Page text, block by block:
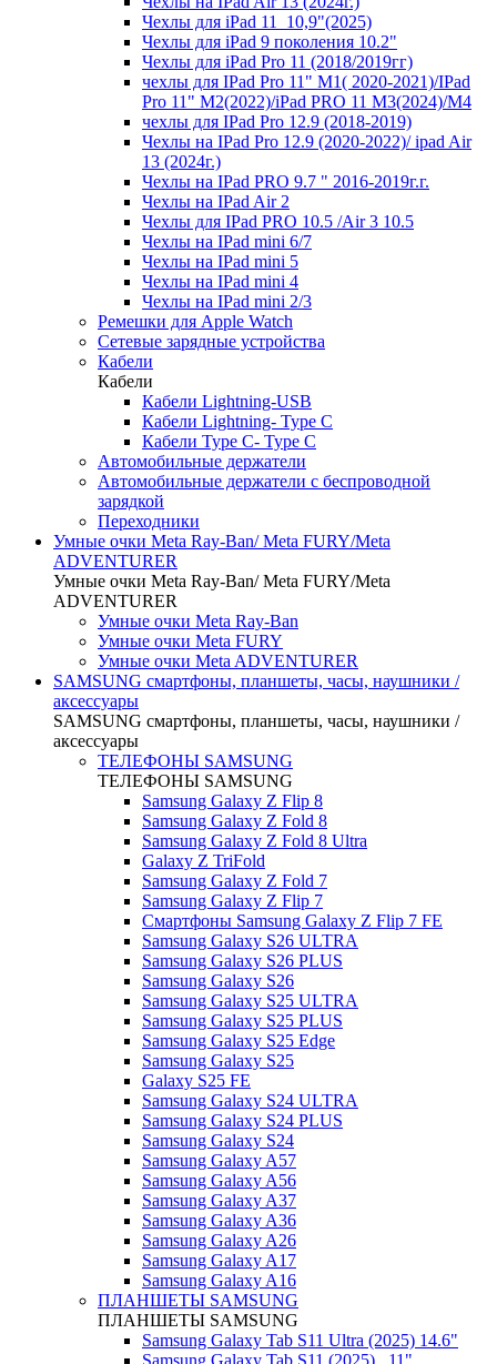
Чехлы для iPad 11_10,9"(2025)
Чехлы для iPad 9 поколения 10.2"
Чехлы для iPad Pro 11 (2018/2019гг)
чехлы для IPad Pro 11" М1( 2020-2021)/IPad
Pro 11" М2(2022)/iPad PRO 11 M3(2024)/M4
чехлы для IPad Pro 12.9 (2018-2019)
Чехлы на IPad Pro 12.9 (2020-2022)/ ipad Air
13 (2024г.)
Чехлы на IPad PRO 9.7 " 2016-2019г.г.
Чехлы на IPad Air 2
Чехлы для IPad PRO 10.5 /Air 3 10.5
Чехлы на IPad mini 6/7
Чехлы на IPad mini 5
Чехлы на IPad mini 4
Чехлы на IPad mini 2/3
Ремешки для Apple Watch
Сетевые зарядные устройства
Кабели
Кабели
Кабели Lightning-USB
Кабели Lightning- Type C
Кабели Type C- Type C
Автомобильные держатели
Автомобильные держатели с беспроводной
зарядкой
Переходники
Умные очки Meta Ray-Ban/ Meta FURY/Meta
ADVENTURER
Умные очки Meta Ray-Ban/ Meta FURY/Meta
ADVENTURER
Умные очки Meta Ray-Ban
Умные очки Meta FURY
Умные очки Meta ADVENTURER
SAMSUNG cмартфоны, планшеты, часы, наушники /
аксессуары
SAMSUNG cмартфоны, планшеты, часы, наушники /
аксессуары
ТЕЛЕФОНЫ SAMSUNG
ТЕЛЕФОНЫ SAMSUNG
Samsung Galaxy Z Flip 8
Samsung Galaxy Z Fold 8
Samsung Galaxy Z Fold 8 Ultra
Galaxy Z TriFold
Samsung Galaxy Z Fold 7
Samsung Galaxy Z Flip 7
Смартфоны Samsung Galaxy Z Flip 7 FE
Samsung Galaxy S26 ULTRA
Samsung Galaxy S26 PLUS
Samsung Galaxy S26
Samsung Galaxy S25 ULTRA
Samsung Galaxy S25 PLUS
Samsung Galaxy S25 Edge
Samsung Galaxy S25
Galaxy S25 FE
Samsung Galaxy S24 ULTRA
Samsung Galaxy S24 PLUS
Samsung Galaxy S24
Samsung Galaxy A57
Samsung Galaxy A56
Samsung Galaxy A37
Samsung Galaxy A36
Samsung Galaxy A26
Samsung Galaxy A17
Samsung Galaxy A16
ПЛАНШЕТЫ SAMSUNG
ПЛАНШЕТЫ SAMSUNG
Samsung Galaxy Tab S11 Ultra (2025) 14.6"
Samsung Galaxy Tab S11 (2025) _11"